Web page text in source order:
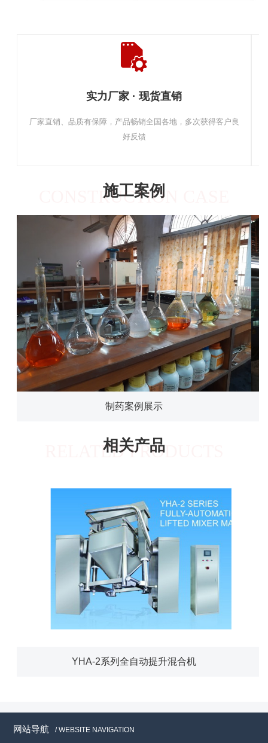
实力厂家 · 现货直销
厂家直销、品质有保障，产品畅销全国各地，多次获得客户良
好反馈
施工案例
CONSTRUCTION CASE
制药案例展示
相关产品
RELATED PRODUCTS
YHA-2系列全自动提升混合机
网站导航 / WEBSITE NAVIGATION